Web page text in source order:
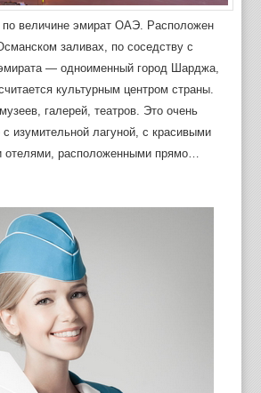
величине эмират ОАЭ. Расположен
заливах, по соседству с
— одноименный город Шарджа,
культурным центром страны.
галерей, театров. Это очень
изумительной лагуной, с красивыми
отелями, расположенными прямо…